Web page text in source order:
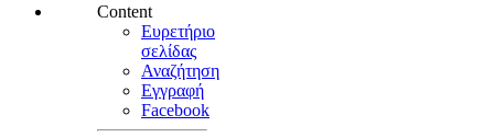
Content
Ευρετήριο
σελίδας
Αναζήτηση
Εγγραφή
Facebook